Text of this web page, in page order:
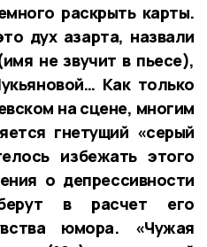
раскрыть карты.
дух азарта, назвали
не звучит в пьесе),
Как только
на сцене, многим
гнетущий «серый
избежать этого
о депрессивности
в расчет его
юмора. «Чужая